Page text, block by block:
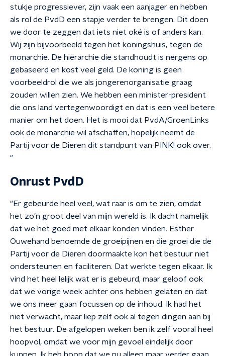
stukje progressiever, zijn vaak een aanjager en hebben
als rol de PvdD een stapje verder te brengen. Dit doen
we door te zeggen dat iets niet oké is of anders kan.
Wij zijn bijvoorbeeld tegen het koningshuis, tegen de
monarchie. De hiërarchie die standhoudt is nergens op
gebaseerd en kost veel geld. De koning is geen
voorbeeldrol die we als jongerenorganisatie graag
zouden willen zien. We hebben een minister-president
die ons land vertegenwoordigt en dat is een veel betere
manier om het doen. Het is mooi dat PvdA/GroenLinks
ook de monarchie wil afschaffen, hopelijk neemt de
Partij voor de Dieren dit standpunt van PINK! ook over.
"
Onrust PvdD
"Er gebeurde heel veel, wat raar is om te zien, omdat
het zo'n groot deel van mijn wereld is. Ik dacht namelijk
dat we het goed met elkaar konden vinden. Esther
Ouwehand benoemde de groeipijnen en die groei die de
Partij voor de Dieren doormaakte kon het bestuur niet
ondersteunen en faciliteren. Dat werkte tegen elkaar. Ik
vind het heel lelijk wat er is gebeurd, maar geloof ook
dat we vorige week achter ons hebben gelaten en dat
we ons meer gaan focussen op de inhoud. Ik had het
niet verwacht, maar liep zelf ook al tegen dingen aan bij
het bestuur. De afgelopen weken ben ik zelf vooral heel
hoopvol, omdat we voor mijn gevoel eindelijk door